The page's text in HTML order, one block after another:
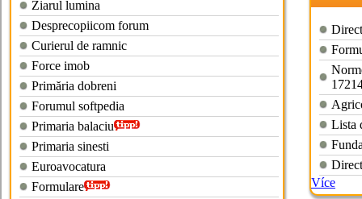
Ziarul lumina
Desprecopiicom forum
Curierul de ramnic
Force imob
Primăria dobreni
Forumul softpedia
Primaria balaciu
Primaria sinesti
Euroavocatura
Formulare
Lista
Více